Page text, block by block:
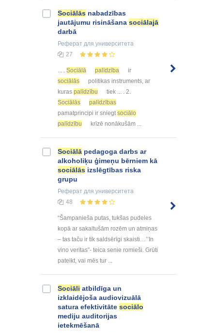
Sociālās nabadzības
jautājumu risināšana sociālajā
darbā
Реферат для университета
27
... . Sociālā palīdzība
ir
sociālās
politikas instruments, ar
kuras palīdzību
tiek ... . 2.
Sociālās
palīdzības
pamatprincipi ir sniegtsociālo
palīdzību
krīzē nonākušām ...
Sociālā pedagoga darbs ar
alkoholiķu ģimeņu bērniem kā
sociālās izslēgtības riska
grupu
Реферат для университета
48
“Šampanieša putas, tukšas pudeles
kopā ar sakaltušām rozēm un atmiņas
– tas taču ir tik saldsērīgi skaisti…’’In
vino veritas”- teica senie romieši. Grūti
pateikt, vai mēs tur ...
Sociāli atbildīga un
izklaidējoša audiovizuālā
satura efektivitāte sociālo
mediju auditorijas
ietekmēšanā